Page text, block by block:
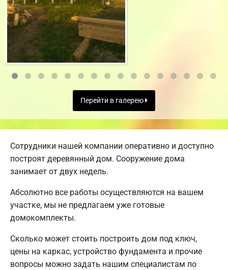
Перейти в галерею
Сотрудники нашей компании оперативно и доступно
построят деревянный дом. Сооружение дома
занимает от двух недель.
Абсолютно все работы осуществляются на вашем
участке, мы не предлагаем уже готовые
домокомплекты.
Сколько может стоить построить дом под ключ,
цены на каркас, устройство фундамента и прочие
вопросы можно задать нашим специалистам по